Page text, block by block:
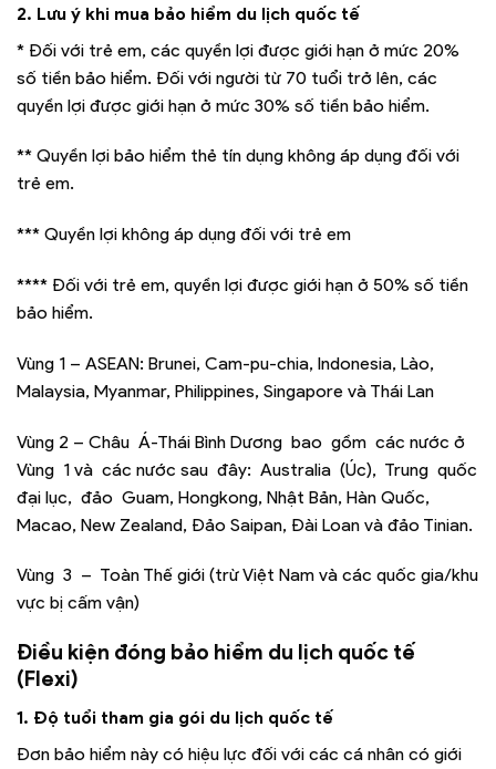
2. Lưu ý khi mua bảo hiểm du lịch quốc tế
* Đối với trẻ em, các quyền lợi được giới hạn ở mức 20%
số tiền bảo hiểm. Đối với người từ 70 tuổi trở lên, các
quyền lợi được giới hạn ở mức 30% số tiền bảo hiểm.
** Quyền lợi bảo hiểm thẻ tín dụng không áp dụng đối với
trẻ em.
*** Quyền lợi không áp dụng đối với trẻ em
**** Đối với trẻ em, quyền lợi được giới hạn ở 50% số tiền
bảo hiểm.
Vùng 1 – ASEAN: Brunei, Cam-pu-chia, Indonesia, Lào,
Malaysia, Myanmar, Philippines, Singapore và Thái Lan
Vùng 2 – Châu Á-Thái Bình Dương bao gồm các nước ở
Vùng 1 và các nước sau đây: Australia (Úc), Trung quốc
đại lục, đảo Guam, Hongkong, Nhật Bản, Hàn Quốc,
Macao, New Zealand, Đảo Saipan, Đài Loan và đảo Tinian.
Vùng 3 – Toàn Thế giới (trừ Việt Nam và các quốc gia/khu
vực bị cấm vận)
Điều kiện đóng bảo hiểm du lịch quốc tế
(Flexi)
1. Độ tuổi tham gia gói du lịch quốc tế
Đơn bảo hiểm này có hiệu lực đối với các cá nhân có giới